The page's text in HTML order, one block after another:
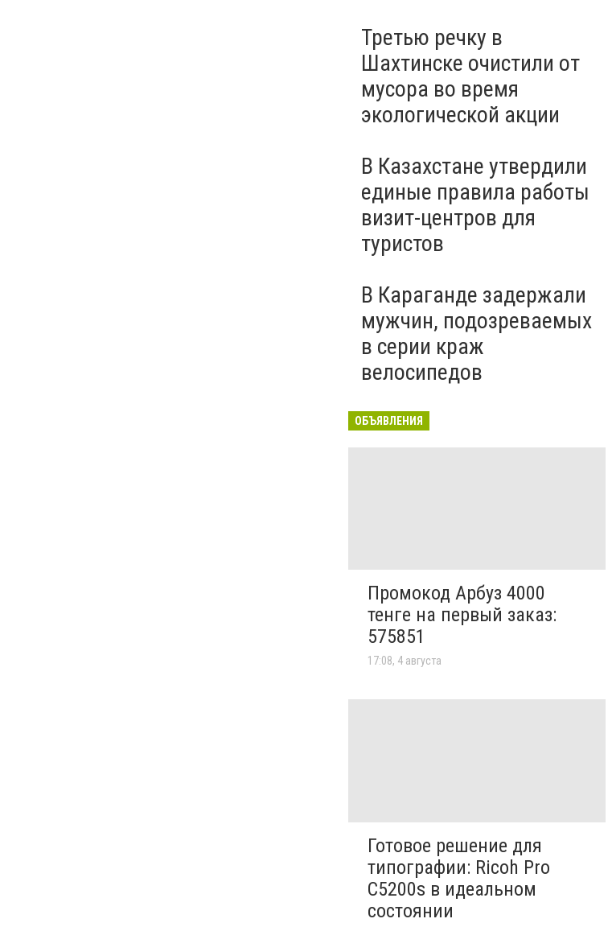
Третью речку в
Шахтинске очистили от
мусора во время
экологической акции
В Казахстане утвердили
единые правила работы
визит-центров для
туристов
В Караганде задержали
мужчин, подозреваемых
в серии краж
велосипедов
ОБЪЯВЛЕНИЯ
Промокод Арбуз 4000
тенге на первый заказ:
575851
17:08, 4 августа
Готовое решение для
типографии: Ricoh Pro
C5200s в идеальном
состоянии